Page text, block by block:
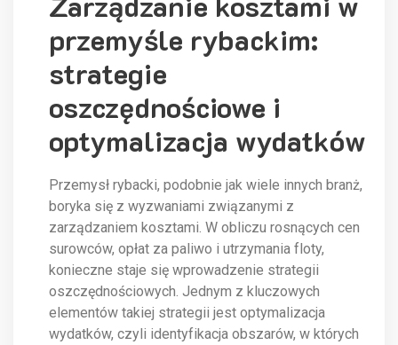
przemyśle rybackim:
strategie
oszczędnościowe i
optymalizacja wydatków
Przemysł rybacki, podobnie jak wiele innych branż,
boryka się z wyzwaniami związanymi z
zarządzaniem kosztami. W obliczu rosnących cen
surowców, opłat za paliwo i utrzymania floty,
konieczne staje się wprowadzenie strategii
oszczędnościowych. Jednym z kluczowych
elementów takiej strategii jest optymalizacja
wydatków, czyli identyfikacja obszarów, w których